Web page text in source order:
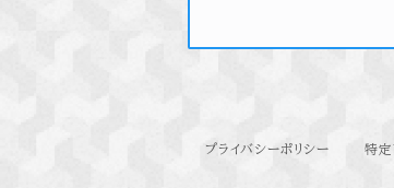
プライバシーポリシー 特